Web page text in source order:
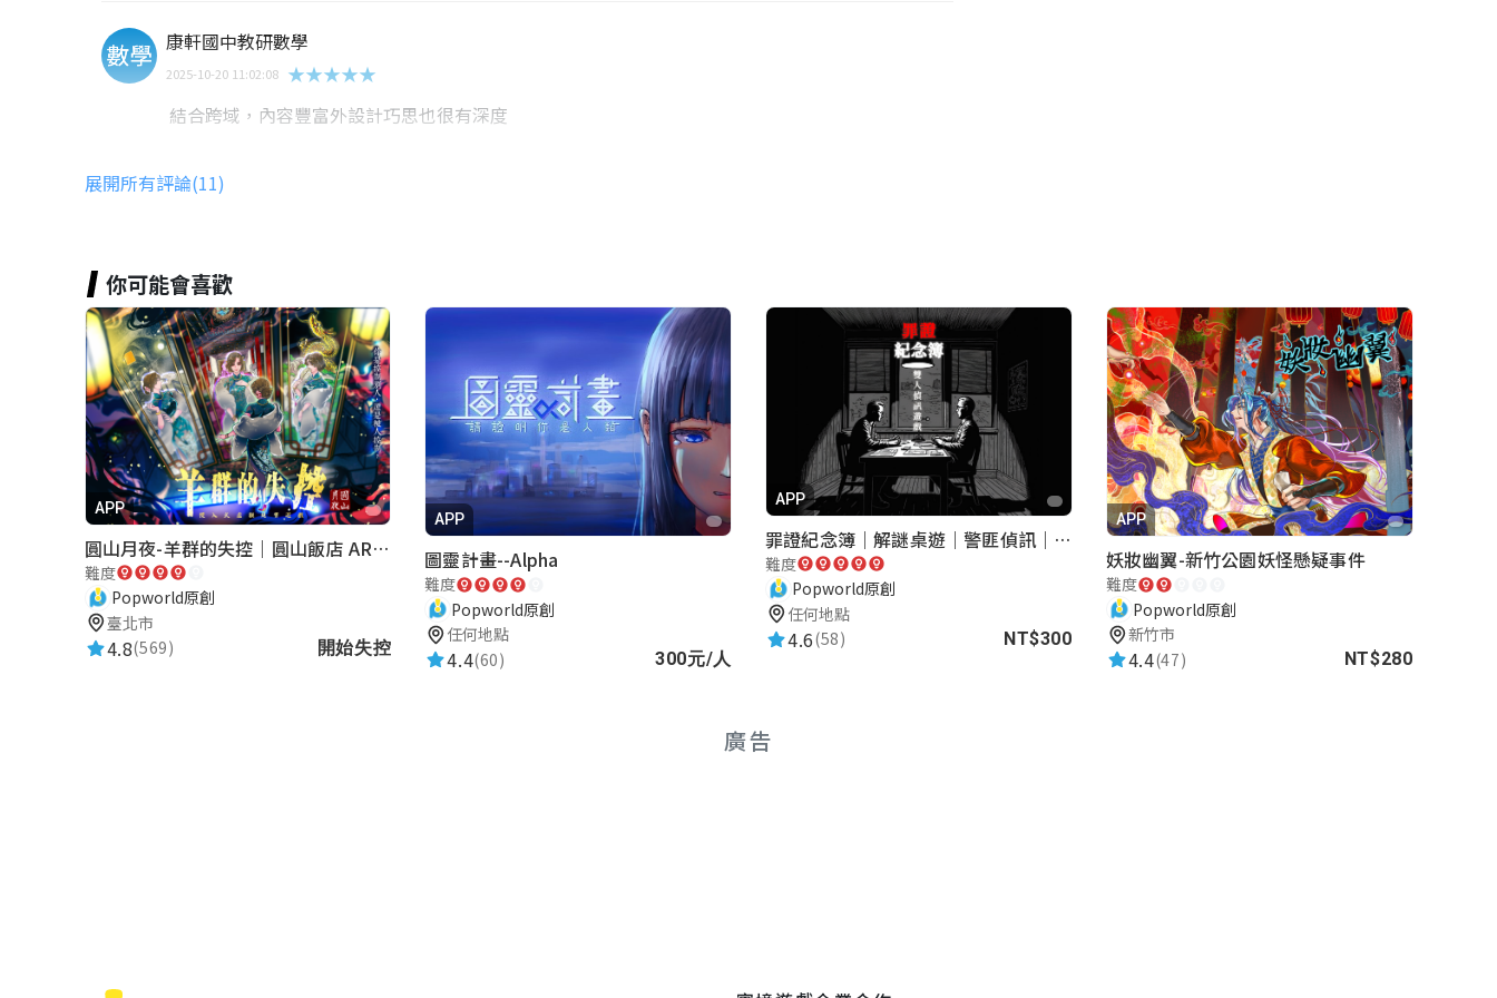
康軒國中教研數學
2025-10-20 11:02:08 ★★★★★
結合跨域，內容豐富外設計巧思也很有深度
鄭佳虹
題目適切結合在地文史
充滿解題樂趣
又稍有難度
體驗的感覺很不錯
藍星宇
2025-07-30 21:41:09 ★★★★★
題目難度適中，故事皆取材自當地風俗文化，建議當地觀光局直接買下來吧！
郭心欣
★★★★★
使用各科元素設計謎題，題目多元有趣，難度適中
展開所有評論(11)
你可能會喜歡
APP
圓山月夜-羊群的失控｜圓山飯店 ARG實境解謎遊戲
難度
Popworld原創
臺北市
4.8(569) 開始失控
APP
圖靈計畫--Alpha
難度
Popworld原創
任何地點
4.4(60) 300元/人
APP
罪證紀念簿｜解謎桌遊｜警匪偵訊｜室內遊戲
難度
Popworld原創
任何地點
4.6(58) NT$300
APP
妖妝幽翼-新竹公園妖怪懸疑事件
難度
Popworld原創
新竹市
4.4(47) NT$280
廣告